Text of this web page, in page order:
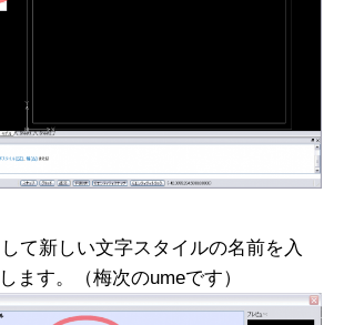
て新しい文字スタイルの名前を入
ます。（梅次のumeです）